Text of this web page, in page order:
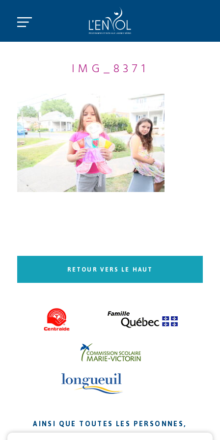
IMG_8371
RETOUR VERS LE HAUT
AINSI QUE TOUTES LES PERSONNES,
ORGANISMES ET ENTREPRISES QUI ONT